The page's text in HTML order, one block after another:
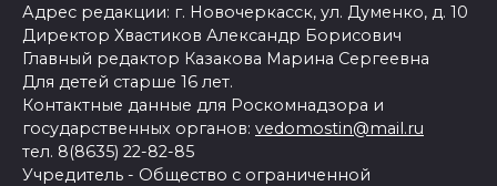
Адрес редакции: г. Новочеркасск, ул. Думенко, д. 10
Директор Хвастиков Александр Борисович
Главный редактор Казакова Марина Сергеевна
Для детей старше 16 лет.
Контактные данные для Роскомнадзора и
государственных органов: vedomostin@mail.ru
тел. 8(8635) 22-82-85
Учредитель - Общество с ограниченной